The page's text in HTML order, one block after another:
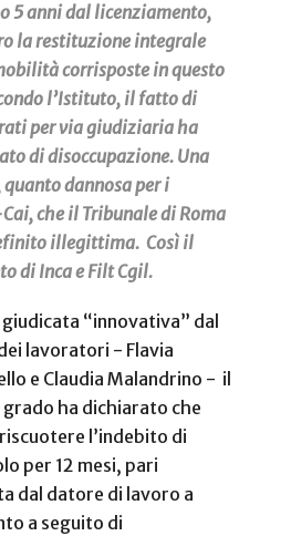
5 anni dal licenziamento,
la restituzione integrale
corrisposte in questo
l’Istituto, il fatto di
per via giudiziaria ha
di disoccupazione. Una
dannosa per i
che il Tribunale di Roma
illegittima. Così il
di Inca e Filt Cgil.
“innovativa” dal
lavoratori - Flavia
e Claudia Malandrino - il
ha dichiarato che
l’indebito di
per 12 mesi, pari
dal datore di lavoro a
a seguito di